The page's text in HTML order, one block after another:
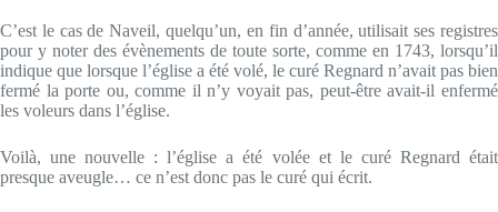
C’est le cas de Naveil, quelqu’un, en fin d’année, utilisait ses registres
pour y noter des évènements de toute sorte, comme en 1743, lorsqu’il
indique que lorsque l’église a été volé, le curé Regnard n’avait pas bien
fermé la porte ou, comme il n’y voyait pas, peut-être avait-il enfermé
les voleurs dans l’église.
Voilà, une nouvelle : l’église a été volée et le curé Regnard était
presque aveugle… ce n’est donc pas le curé qui écrit.